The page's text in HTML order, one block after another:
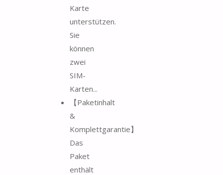
Karte
unterstützen.
Sie
können
zwei
SIM-
Karten...
【Paketinhalt
&
Komplettgarantie】
Das
Paket
enthält